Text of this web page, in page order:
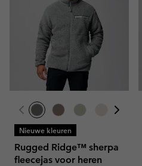
Nieuwe kleuren
Rugged Ridge™ sherpa
fleecejas voor heren